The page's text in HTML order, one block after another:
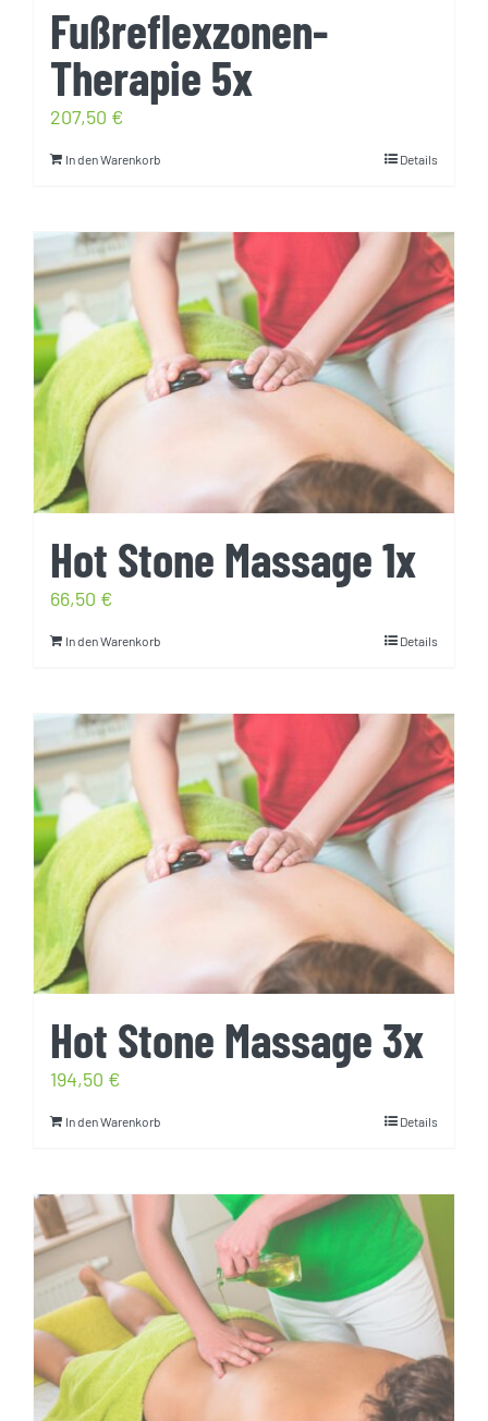
Fußreflexzonen-
Therapie 5x
207,50 €
In den Warenkorb Details
Hot Stone Massage 1x
66,50 €
In den Warenkorb Details
Hot Stone Massage 3x
194,50 €
In den Warenkorb Details